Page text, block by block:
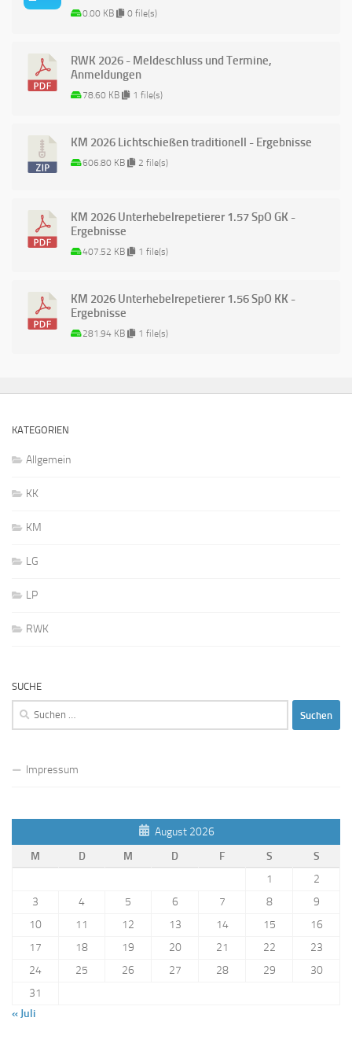
0.00 KB 0 file(s)
RWK 2026 - Meldeschluss und Termine,
Anmeldungen
78.60 KB 1 file(s)
KM 2026 Lichtschießen traditionell - Ergebnisse
606.80 KB 2 file(s)
KM 2026 Unterhebelrepetierer 1.57 SpO GK -
Ergebnisse
407.52 KB 1 file(s)
KM 2026 Unterhebelrepetierer 1.56 SpO KK -
Ergebnisse
281.94 KB 1 file(s)
KATEGORIEN
Allgemein
KK
KM
LG
LP
RWK
SUCHE
Suchen
Impressum
August 2026
M
D M D F S
S
1
2
3
4 5 6 7 8
9
10
11 12 13 14 15
16
17
18 19 20 21 22
23
24
25 26 27 28 29
30
31
« Juli